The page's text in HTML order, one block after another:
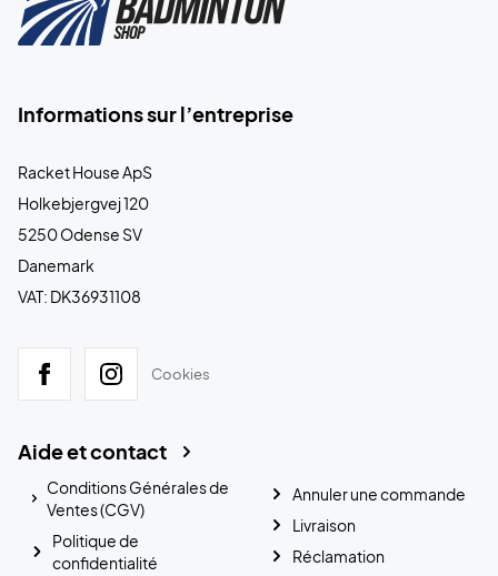
Informations sur l’entreprise
Racket House ApS
Holkebjergvej 120
5250 Odense SV
Danemark
VAT: DK36931108
Cookies
Aide et contact
Conditions Générales de
Ventes (CGV)
Politique de
confidentialité
Annuler une commande
Livraison
Réclamation